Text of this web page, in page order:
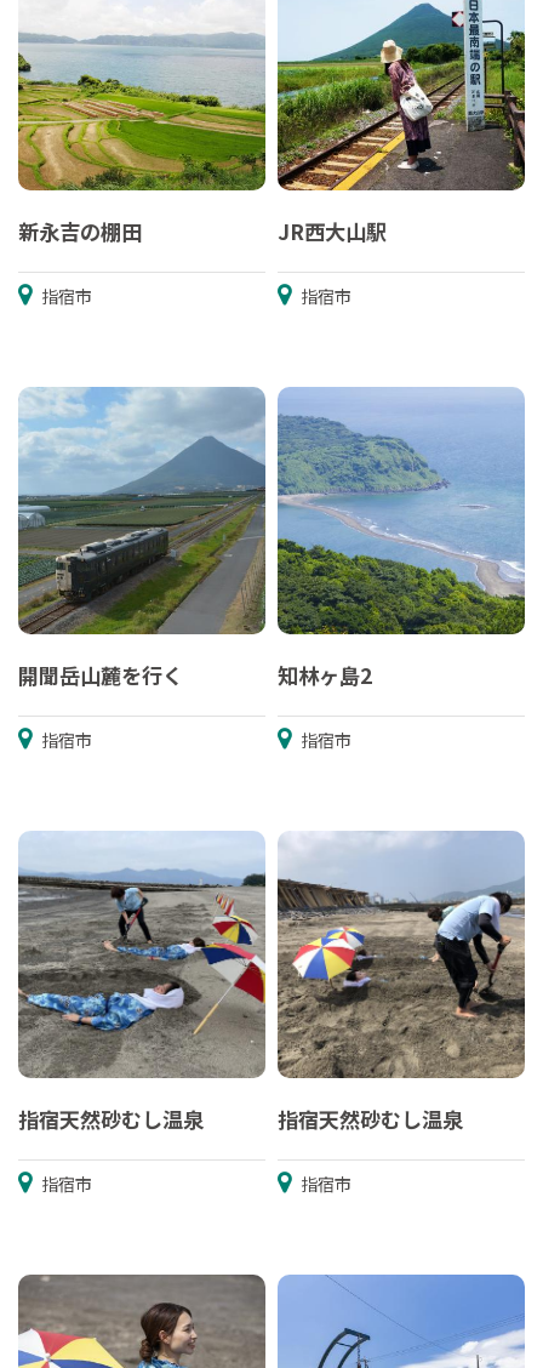
新永吉の棚田
指宿市
JR西大山駅
指宿市
開聞岳山麓を行く
指宿市
知林ヶ島2
指宿市
指宿天然砂むし温泉
指宿市
指宿天然砂むし温泉
指宿市